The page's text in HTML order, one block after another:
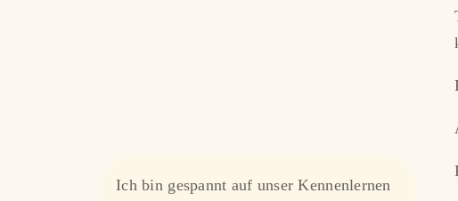
Ich bin gespannt auf unser Kennenlernen